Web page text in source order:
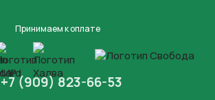
Принимаем к оплате
+7 (909) 823-66-53